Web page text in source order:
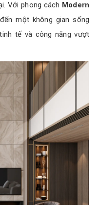
Với phong cách Modern
một không gian sống
tế và công năng vượt